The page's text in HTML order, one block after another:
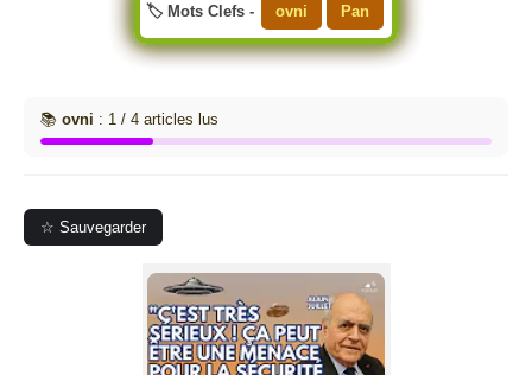
🏷️ Mots Clefs - ovni Pan
📚 ovni : 1 / 4 articles lus
☆ Sauvegarder